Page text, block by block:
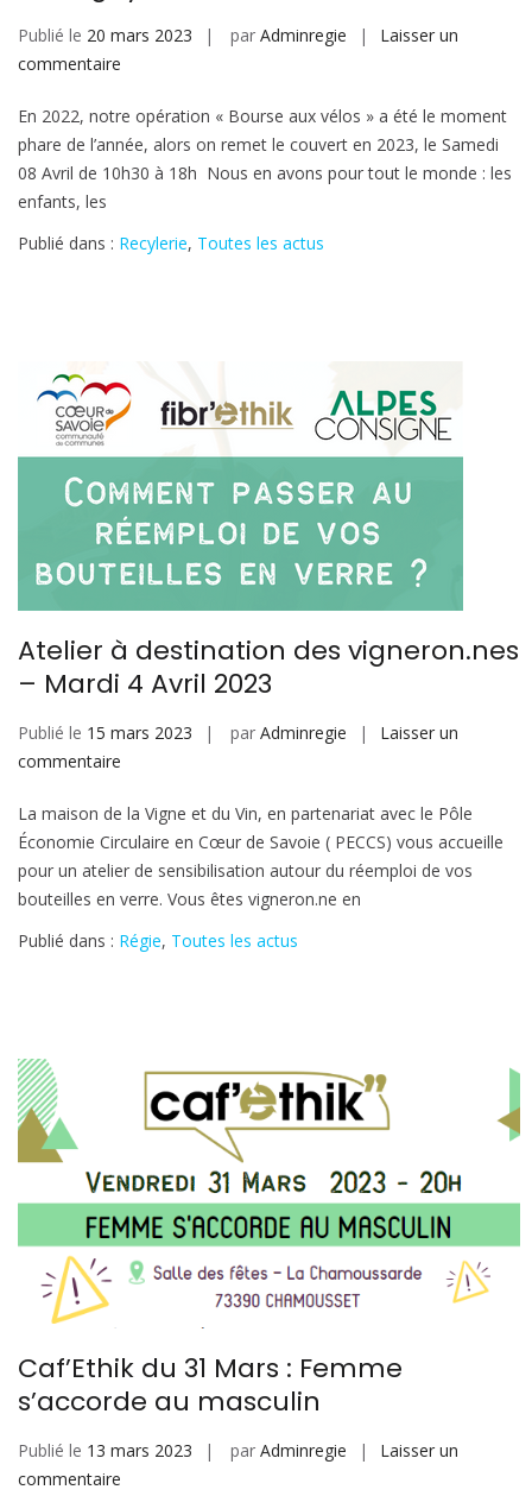
Publié le 20 mars 2023 par Adminregie
Laisser un
commentaire
aux
Vélos
pour
le
à
Saint
Pierre
d’Albigny
En 2022, notre opération « Bourse aux vélos » a été le moment
phare de l’année, alors on remet le couvert en 2023, le Samedi
08 Avril de 10h30 à 18h Nous en avons pour tout le monde : les
enfants, les
Publié dans : Recylerie, Toutes les actus
Atelier à destination des vigneron.nes
– Mardi 4 Avril 2023
Publié le 15 mars 2023 par Adminregie
Laisser un
commentaire
à
destination
des
vigneron.nes
–
Mardi
La maison de la Vigne et du Vin, en partenariat avec le Pôle
Économie Circulaire en Cœur de Savoie ( PECCS) vous accueille
pour un atelier de sensibilisation autour du réemploi de vos
bouteilles en verre. Vous êtes vigneron.ne en
Publié dans : Régie, Toutes les actus
Caf’Ethik du 31 Mars : Femme
s’accorde au masculin
Publié le 13 mars 2023 par Adminregie
Laisser un
commentaire